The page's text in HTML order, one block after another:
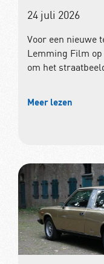
24 juli 2026
Voor een nieuwe
Lemming Film
om het
Meer lezen